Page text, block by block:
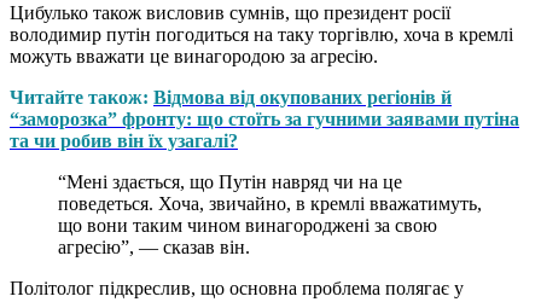
Цибулько також висловив сумнів, що президент росії
володимир путін погодиться на таку торгівлю, хоча в кремлі
можуть вважати це винагородою за агресію.
Читайте також: Відмова від окупованих регіонів й
“заморозка” фронту: що стоїть за гучними заявами путіна
та чи робив він їх узагалі?
“Мені здається, що Путін навряд чи на це
поведеться. Хоча, звичайно, в кремлі вважатимуть,
що вони таким чином винагороджені за свою
агресію”, — сказав він.
Політолог підкреслив, що основна проблема полягає у